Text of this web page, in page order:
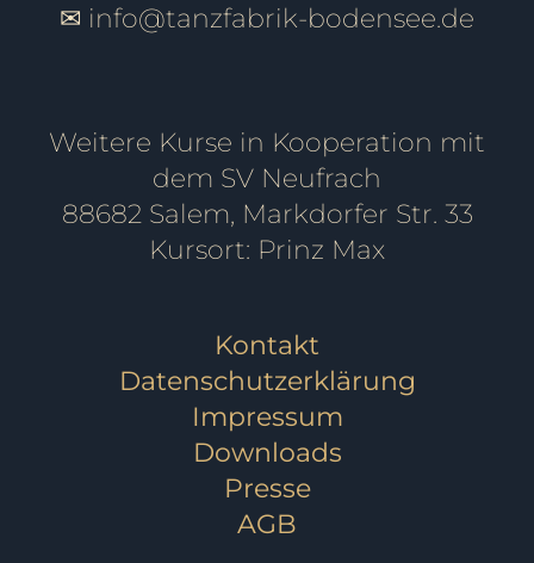
✉ info@tanzfabrik-bodensee.de
Weitere Kurse in Kooperation mit
dem SV Neufrach
88682 Salem, Markdorfer Str. 33
Kursort: Prinz Max
Kontakt
Datenschutzerklärung
Impressum
Downloads
Presse
AGB